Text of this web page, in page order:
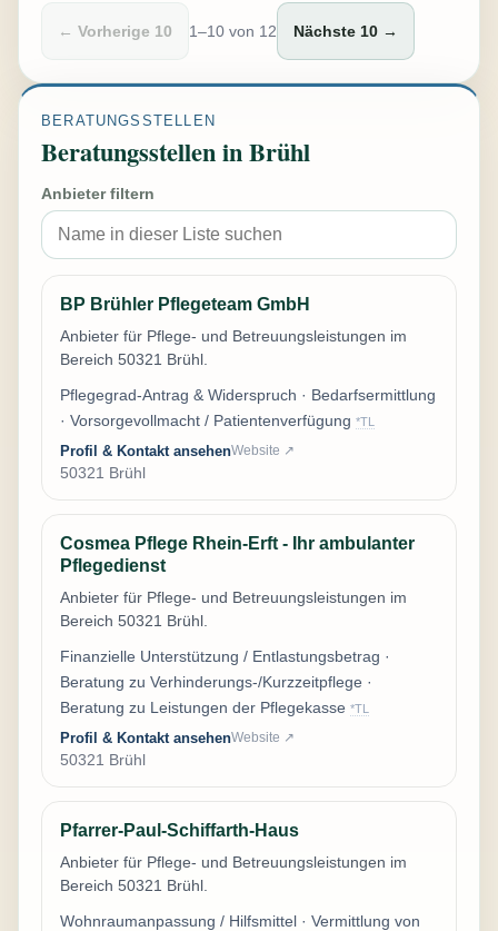
← Vorherige 10 1–10 von 12 Nächste 10 →
BERATUNGSSTELLEN
Beratungsstellen in Brühl
Anbieter filtern
BP Brühler Pflegeteam GmbH
Anbieter für Pflege- und Betreuungsleistungen im
Bereich 50321 Brühl.
Pflegegrad-Antrag & Widerspruch · Bedarfsermittlung
· Vorsorgevollmacht / Patientenverfügung *TL
Profil & Kontakt ansehenWebsite ↗
50321 Brühl
Cosmea Pflege Rhein-Erft - Ihr ambulanter
Pflegedienst
Anbieter für Pflege- und Betreuungsleistungen im
Bereich 50321 Brühl.
Finanzielle Unterstützung / Entlastungsbetrag ·
Beratung zu Verhinderungs-/Kurzzeitpflege ·
Beratung zu Leistungen der Pflegekasse *TL
Profil & Kontakt ansehenWebsite ↗
50321 Brühl
Pfarrer-Paul-Schiffarth-Haus
Anbieter für Pflege- und Betreuungsleistungen im
Bereich 50321 Brühl.
Wohnraumanpassung / Hilfsmittel · Vermittlung von